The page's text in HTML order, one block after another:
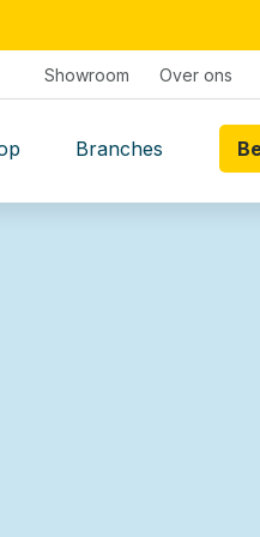
Showroom Over ons
Branches